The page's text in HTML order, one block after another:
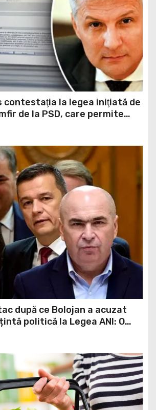
contestaţia la legea iniţiată de
de la PSD, care permite
după ce Bolojan a acuzat
politică la Legea ANI: O